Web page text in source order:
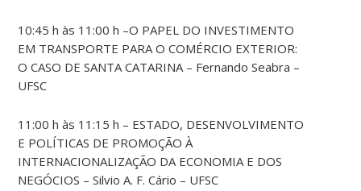
10:45 h às 11:00 h –O PAPEL DO INVESTIMENTO
EM TRANSPORTE PARA O COMÉRCIO EXTERIOR:
O CASO DE SANTA CATARINA – Fernando Seabra –
UFSC
11:00 h às 11:15 h – ESTADO, DESENVOLVIMENTO
E POLÍTICAS DE PROMOÇÃO À
INTERNACIONALIZAÇÃO DA ECONOMIA E DOS
NEGÓCIOS – Silvio A. F. Cário – UFSC